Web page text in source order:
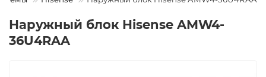
Наружный блок Hisense AMW4-
36U4RAA